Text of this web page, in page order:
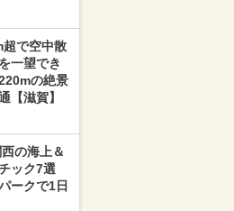
で空中散
一望でき
の絶景
【滋賀】
西の海上＆
ック7選
ークで1日